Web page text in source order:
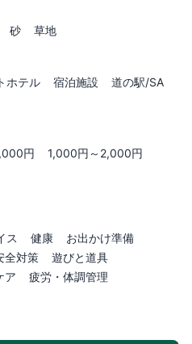
砂 草地
ホテル 宿泊施設
道の駅/SA
円
1,000円～2,000円
ス 健康
お出かけ準備
全対策
遊びと道具
ア
疲労・体調管理